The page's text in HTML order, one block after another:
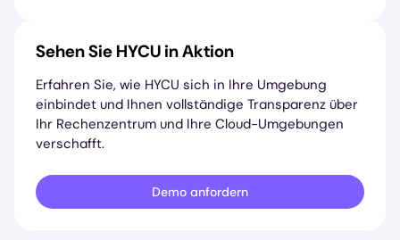
Sehen Sie HYCU in Aktion
Erfahren Sie, wie HYCU sich in Ihre Umgebung
einbindet und Ihnen vollständige Transparenz über
Ihr Rechenzentrum und Ihre Cloud-Umgebungen
verschafft.
Demo anfordern